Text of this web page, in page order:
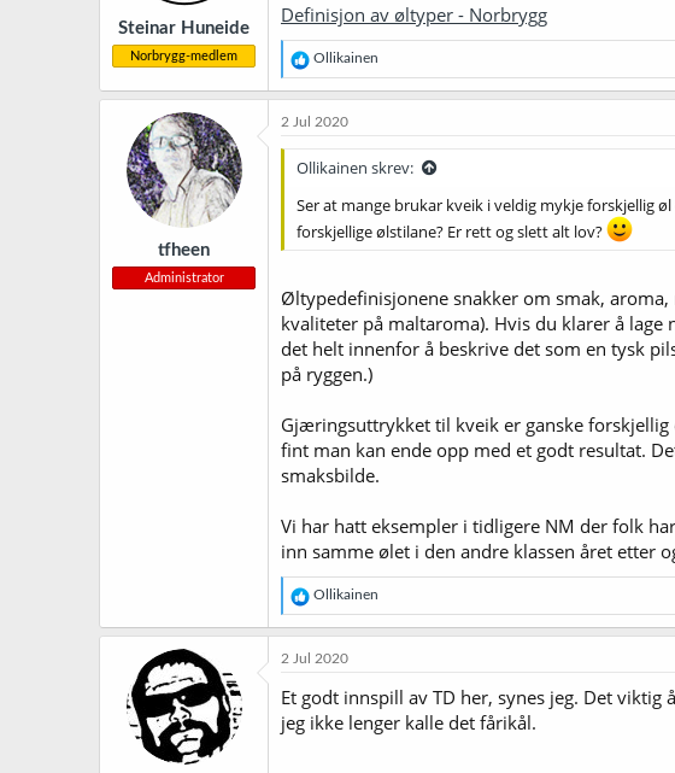
r
:
Steinar Huneide
Norbrygg-medlem
Definisjon av øltyper - Norbrygg
R
e
a
k
j
o
e
r
Ollikainen
tfheen
Administrator
2 Jul 2020
Ollikainen skrev:
Ser at mange brukar kveik i veldig mykje forskjellig
forskjellige ølstilane? Er rett og slett alt lov?
Øltypedefinisjonene snakker om smak,
kvaliteter på maltaroma). Hvis du klarer å
det helt innenfor å beskrive det som en tysk
på ryggen.)
Gjæringsuttrykket til kveik er ganske forskjellig
fint man kan ende opp med et godt resultat.
smaksbilde.
Vi har hatt eksempler i tidligere NM der folk
inn samme ølet i den andre klassen året etter
R
e
a
k
o
n
Ollikainen
2 Jul 2020
Et godt innspill av TD her, synes jeg. Det
jeg ikke lenger kalle det fårikål.